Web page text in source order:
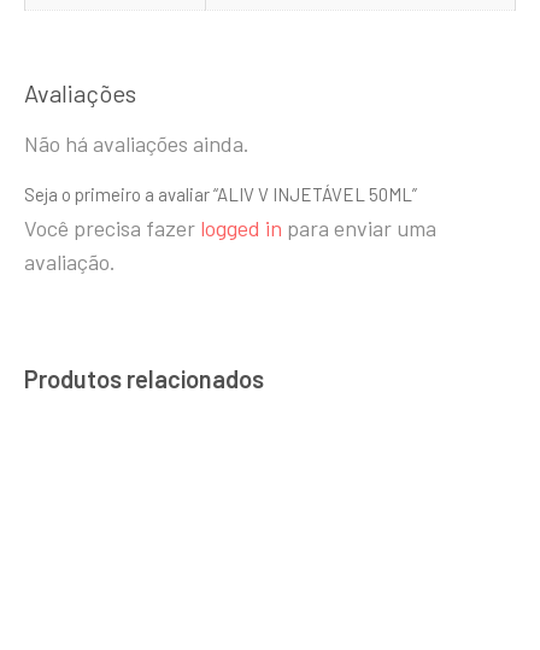
Avaliações
Não há avaliações ainda.
Seja o primeiro a avaliar “ALIV V INJETÁVEL 50ML”
Você precisa fazer logged in para enviar uma
avaliação.
Produtos relacionados